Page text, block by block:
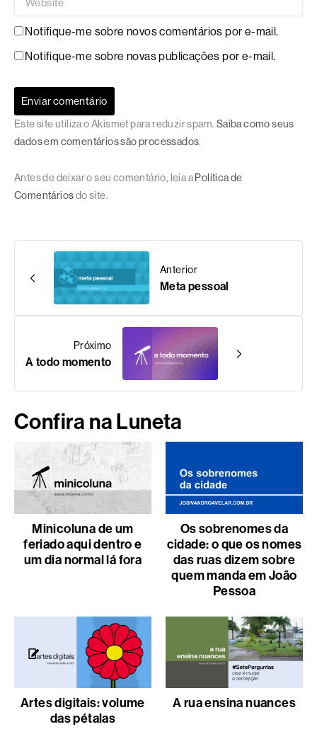
Notifique-me sobre novos comentários por e-mail.
Notifique-me sobre novas publicações por e-mail.
Este site utiliza o Akismet para reduzir spam. Saiba como seus
dados em comentários são processados.
Antes de deixar o seu comentário, leia a Política de
Comentáriosdo site.
Anterior
Meta pessoal
Próximo
A todo momento
Confira na Luneta
Minicoluna de um
feriado aqui dentro e
um dia normal lá fora
Os sobrenomes da
cidade: o que os nomes
das ruas dizem sobre
quem manda em João
Pessoa
Artes digitais: volume
das pétalas
A rua ensina nuances